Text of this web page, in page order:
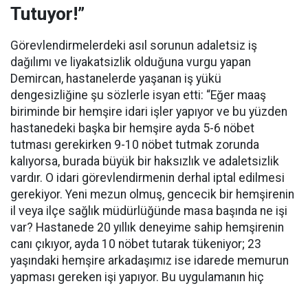
Tutuyor!”
Görevlendirmelerdeki asıl sorunun adaletsiz iş
dağılımı ve liyakatsizlik olduğuna vurgu yapan
Demircan, hastanelerde yaşanan iş yükü
dengesizliğine şu sözlerle isyan etti: “Eğer maaş
biriminde bir hemşire idari işler yapıyor ve bu yüzden
hastanedeki başka bir hemşire ayda 5-6 nöbet
tutması gerekirken 9-10 nöbet tutmak zorunda
kalıyorsa, burada büyük bir haksızlık ve adaletsizlik
vardır. O idari görevlendirmenin derhal iptal edilmesi
gerekiyor. Yeni mezun olmuş, gencecik bir hemşirenin
il veya ilçe sağlık müdürlüğünde masa başında ne işi
var? Hastanede 20 yıllık deneyime sahip hemşirenin
canı çıkıyor, ayda 10 nöbet tutarak tükeniyor; 23
yaşındaki hemşire arkadaşımız ise idarede memurun
yapması gereken işi yapıyor. Bu uygulamanın hiç